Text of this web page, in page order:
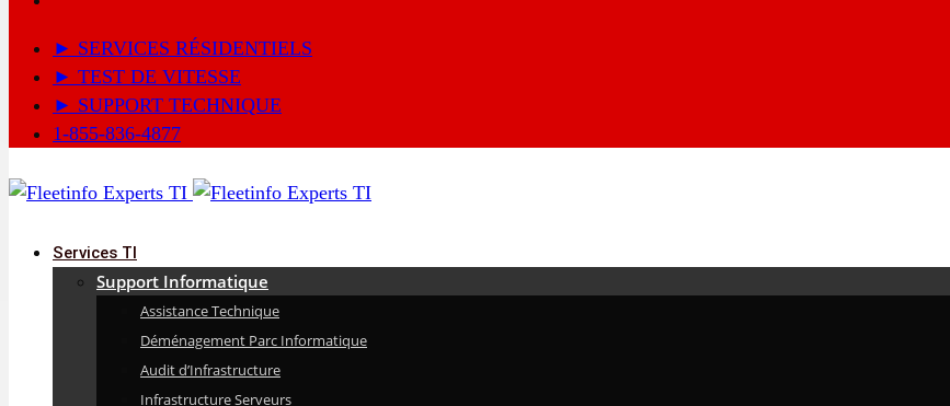
► SERVICES RÉSIDENTIELS
► TEST DE VITESSE
► SUPPORT TECHNIQUE
1-855-836-4877
Services TI
Support Informatique
Assistance Technique
Déménagement Parc Informatique
Audit d’Infrastructure
Infrastructure Serveurs